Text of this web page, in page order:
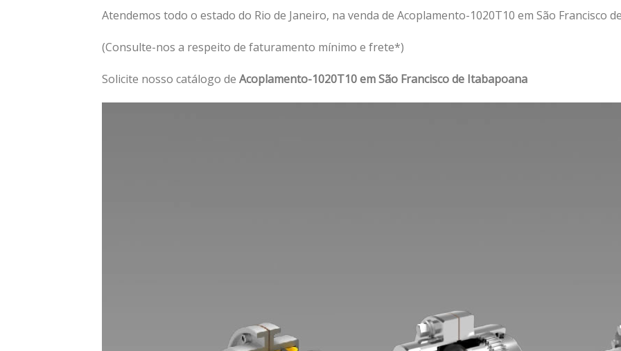
Atendemos todo o estado do Rio de Janeiro, na venda de Acoplamento-1020T10 em São Francisco
(Consulte-nos a respeito de faturamento mínimo e frete*)
Solicite nosso catálogo de Acoplamento-1020T10 em São Francisco de Itabapoana